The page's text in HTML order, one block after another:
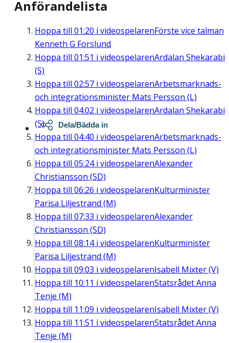
Anförandelista
Hoppa till 01:20 i videospelarenFörste vice talman
Kenneth G Forslund
Hoppa till 01:51 i videospelarenArdalan Shekarabi
(S)
Hoppa till 02:57 i videospelarenArbetsmarknads-
och integrationsminister Mats Persson (L)
Hoppa till 04:02 i videospelarenArdalan Shekarabi
(S)
Hoppa till 04:40 i videospelarenArbetsmarknads-
och integrationsminister Mats Persson (L)
Hoppa till 05:24i videospelarenAlexander
Christiansson (SD)
Hoppa till 06:26 i videospelarenKulturminister
Parisa Liljestrand (M)
Hoppa till 07:33 i videospelarenAlexander
Christiansson (SD)
Hoppa till 08:14i videospelarenKulturminister
Parisa Liljestrand (M)
Hoppa till 09:03 i videospelarenIsabell Mixter (V)
Hoppa till 10:11 i videospelarenStatsrådet Anna
Tenje (M)
Hoppa till 11:09 i videospelarenIsabell Mixter (V)
Hoppa till 11:51 i videospelarenStatsrådet Anna
Tenje (M)
Dela/Bädda in